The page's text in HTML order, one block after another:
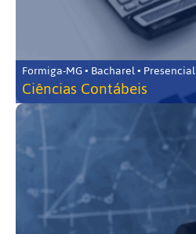
Formiga-MG • Bacharel • Presencial
Ciências Contábeis